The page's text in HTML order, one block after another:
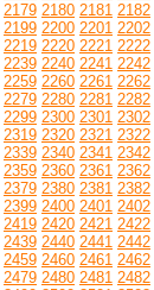
2179 2180 2181 2182
2199 2200 2201 2202
2219 2220 2221 2222
2239 2240 2241 2242
2259 2260 2261 2262
2279 2280 2281 2282
2299 2300 2301 2302
2319 2320 2321 2322
2339 2340 2341 2342
2359 2360 2361 2362
2379 2380 2381 2382
2399 2400 2401 2402
2419 2420 2421 2422
2439 2440 2441 2442
2459 2460 2461 2462
2479 2480 2481 2482